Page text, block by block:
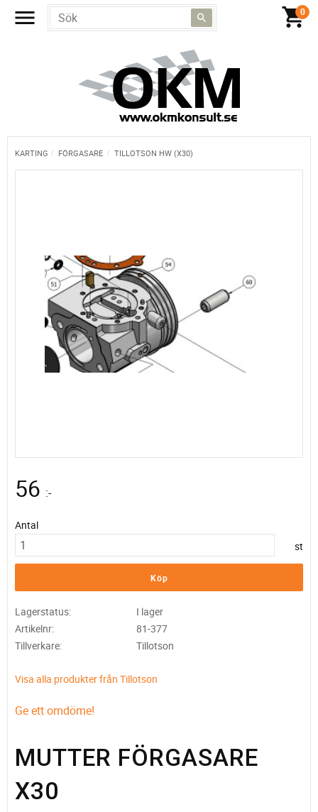
KARTING FÖRGASARE TILLOTSON HW (X30)
56 :-
Antal
st
Köp
Lagerstatus
I lager
Artikelnr
81-377
Tillverkare
Tillotson
Visa alla produkter från Tillotson
Ge ett omdöme!
MUTTER FÖRGASARE
X30